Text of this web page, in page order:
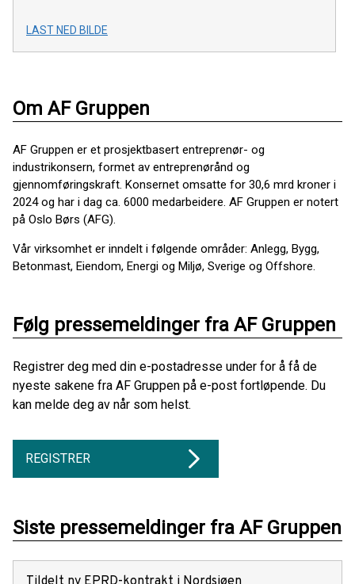
LAST NED BILDE
Om AF Gruppen
AF Gruppen er et prosjektbasert entreprenør- og
industrikonsern, formet av entreprenørånd og
gjennomføringskraft. Konsernet omsatte for 30,6 mrd kroner i
2024 og har i dag ca. 6000 medarbeidere. AF Gruppen er notert
på Oslo Børs (AFG).
Vår virksomhet er inndelt i følgende områder: Anlegg, Bygg,
Betonmast, Eiendom, Energi og Miljø, Sverige og Offshore.
Følg pressemeldinger fra AF Gruppen
Registrer deg med din e-postadresse under for å få de
nyeste sakene fra AF Gruppen på e-post fortløpende. Du
kan melde deg av når som helst.
REGISTRER
Siste pressemeldinger fra AF Gruppen